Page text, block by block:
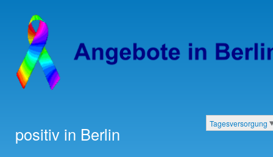
positiv in Berlin Kategorien
Tagesversorgung